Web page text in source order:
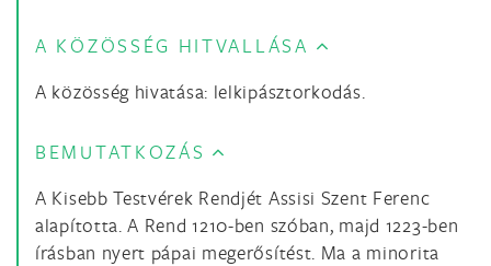
A KÖZÖSSÉG HITVALLÁSA
A közösség hivatása: lelkipásztorkodás.
BEMUTATKOZÁS
A Kisebb Testvérek Rendjét Assisi Szent Ferenc
alapította. A Rend 1210-ben szóban, majd 1223-ben
írásban nyert pápai megerősítést. Ma a minorita